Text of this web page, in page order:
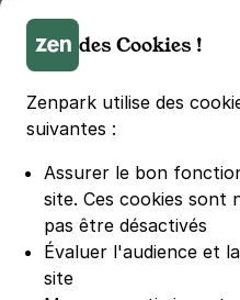
Parking LDLC Arena
Parking Stade Pierre Mauroy
Parking Groupama Stadium
Parking Vélodrome
Parking Bercy
Parking La Défense Arena
Parking Les 4 temps
Parking Nation
des Cookies !
Zenpark utilise des
suivantes :
Assurer le bon
site. Ces cookies sont
pas être désactivés
Évaluer l'audience et
site